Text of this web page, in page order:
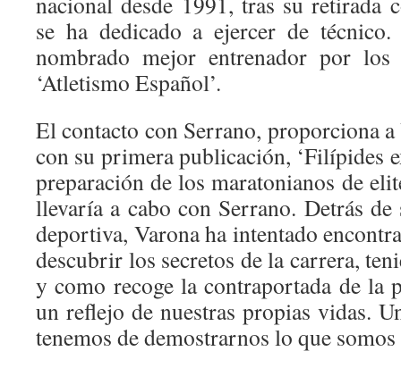
se ha dedicado a ejercer de
nombrado mejor entrenador por
‘Atletismo Español’.
El contacto con Serrano, proporciona
con su primera publicación, ‘Filípides
preparación de los maratonianos de
llevaría a cabo con Serrano. Detrás
deportiva, Varona ha intentado
descubrir los secretos de la carrera,
y como recoge la contraportada de la
un reflejo de nuestras propias vidas.
tenemos de demostrarnos lo que somos